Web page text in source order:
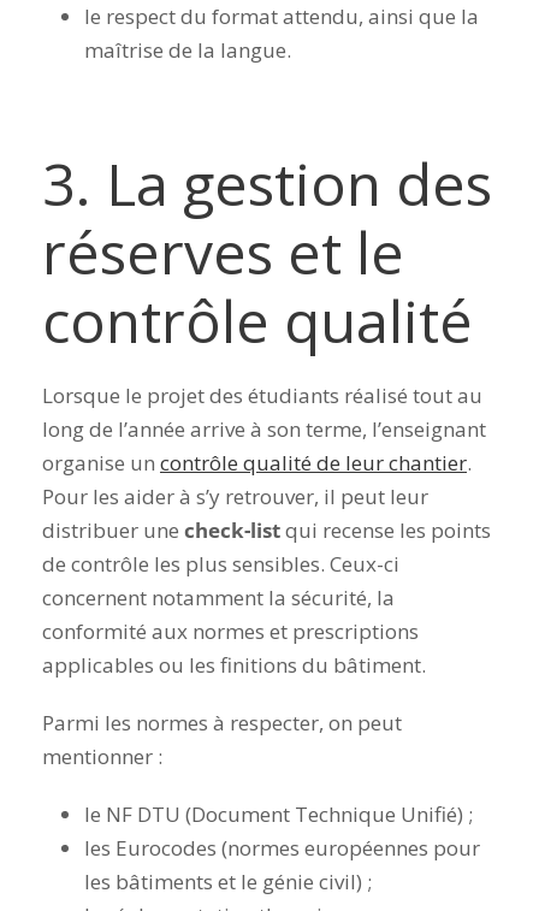
le respect du format attendu, ainsi que la
maîtrise de la langue.
3. La gestion des
réserves et le
contrôle qualité
Lorsque le projet des étudiants réalisé tout au
long de l’année arrive à son terme, l’enseignant
organise un contrôle qualité de leur chantier.
Pour les aider à s’y retrouver, il peut leur
distribuer une check-listqui recense les points
de contrôle les plus sensibles. Ceux-ci
concernent notamment la sécurité, la
conformité aux normes et prescriptions
applicables ou les finitions du bâtiment.
Parmi les normes à respecter, on peut
mentionner :
le NF DTU (Document Technique Unifié) ;
les Eurocodes (normes européennes pour
les bâtiments et le génie civil) ;